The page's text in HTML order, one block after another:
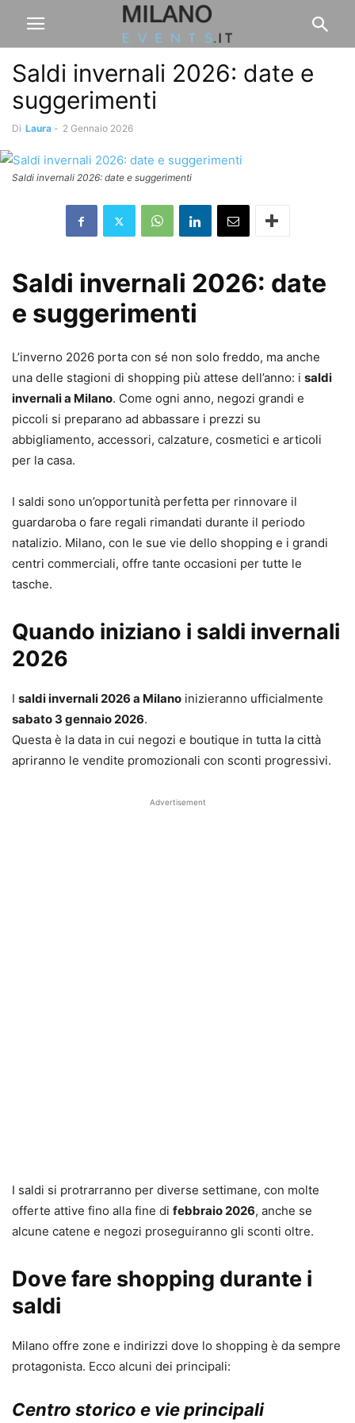
Saldi invernali 2026: date e
suggerimenti
Di Laura - 2 Gennaio 2026
Saldi invernali 2026: date e suggerimenti
Saldi invernali 2026: date
e suggerimenti
L’inverno 2026 porta con sé non solo freddo, ma anche
una delle stagioni di shopping più attese dell’anno: i saldi
invernali a Milano. Come ogni anno, negozi grandi e
piccoli si preparano ad abbassare i prezzi su
abbigliamento, accessori, calzature, cosmetici e articoli
per la casa.
I saldi sono un’opportunità perfetta per rinnovare il
guardaroba o fare regali rimandati durante il periodo
natalizio. Milano, con le sue vie dello shopping e i grandi
centri commerciali, offre tante occasioni per tutte le
tasche.
Quando iniziano i saldi invernali
2026
I saldi invernali 2026 a Milano inizieranno ufficialmente
sabato 3 gennaio 2026.
Questa è la data in cui negozi e boutique in tutta la città
apriranno le vendite promozionali con sconti progressivi.
Advertisement
I saldi si protrarranno per diverse settimane, con molte
offerte attive fino alla fine di febbraio 2026, anche se
alcune catene e negozi proseguiranno gli sconti oltre.
Dove fare shopping durante i
saldi
Milano offre zone e indirizzi dove lo shopping è da sempre
protagonista. Ecco alcuni dei principali:
Centro storico e vie principali